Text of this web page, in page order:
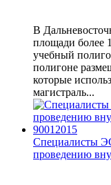
В
площади более
учебный
полигоне
которые
магистраль...
Специалисты
проведению